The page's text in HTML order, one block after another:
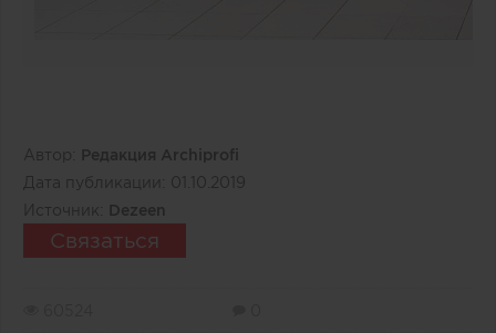
Автор:
Редакция Archiprofi
Дата публикации: 01.10.2019
Источник:
Dezeen
Связаться